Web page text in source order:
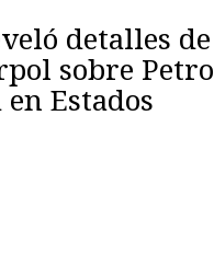
detalles de
sobre Petro
Estados